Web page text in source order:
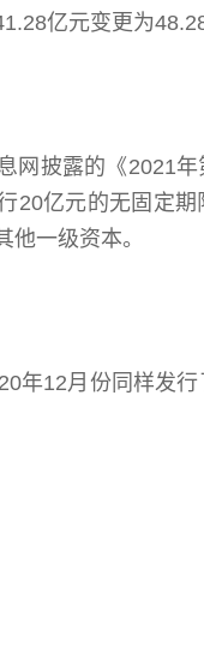
亿元变更为
网披露的《2021
20亿元的无固定
他一级资本。
年12月份同样发